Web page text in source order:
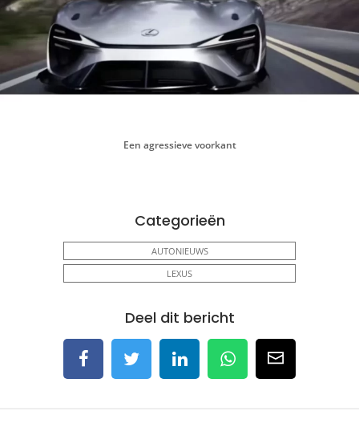
Een agressieve voorkant
Categorieën
AUTONIEUWS
LEXUS
Deel dit bericht